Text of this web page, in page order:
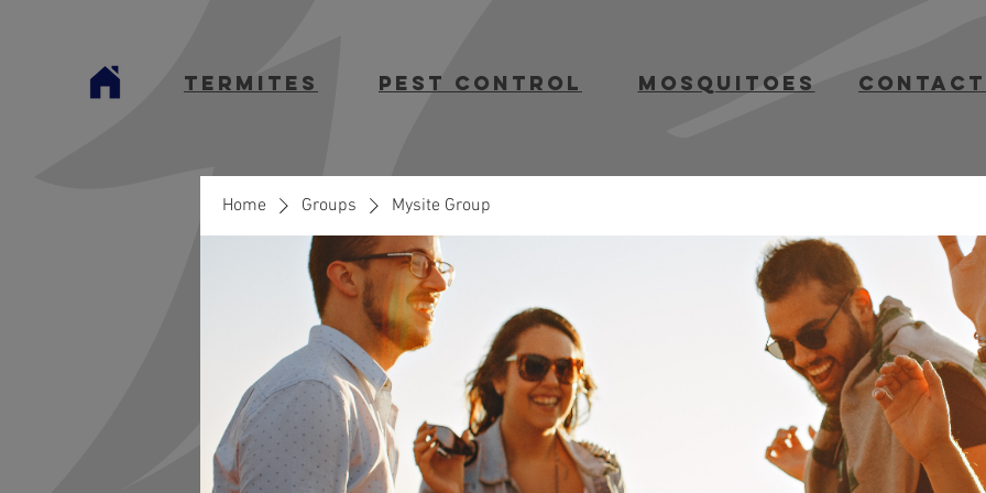
termites Pest Control mosquitoes contact
Home Groups Mysite Group